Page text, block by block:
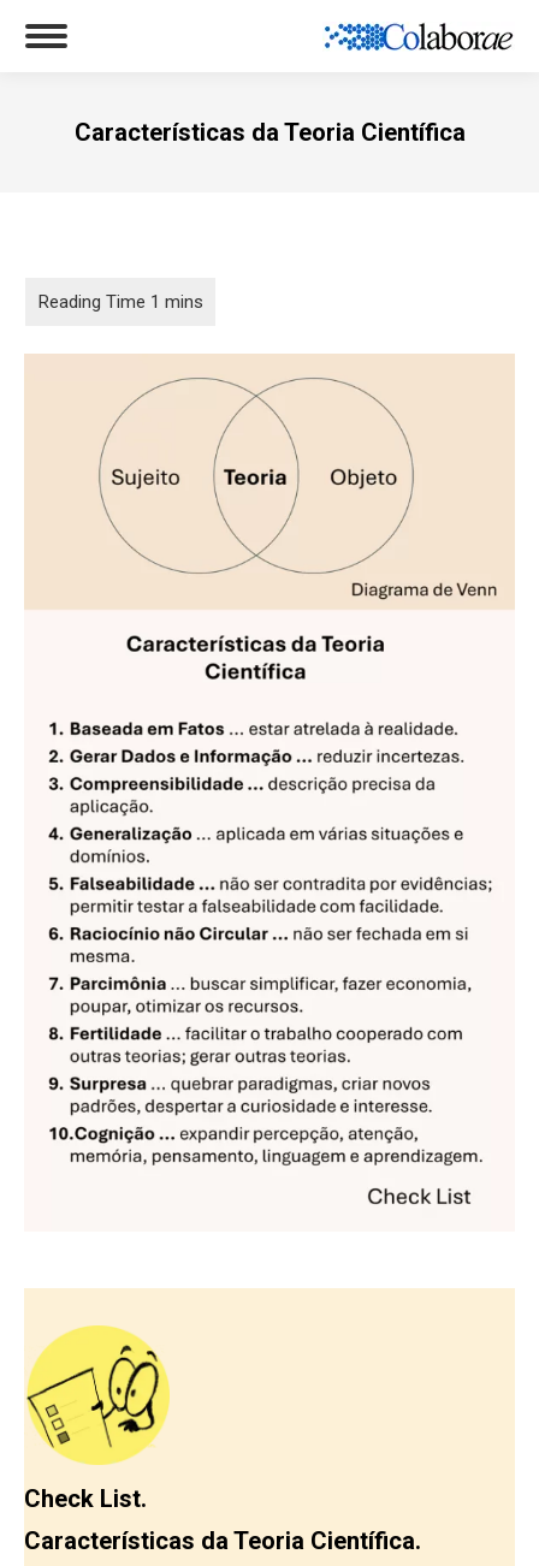
Características da Teoria Científica
Check List.
Características da Teoria Científica.